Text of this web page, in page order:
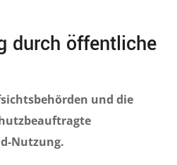
durch öffentliche
und die
Nutzung.